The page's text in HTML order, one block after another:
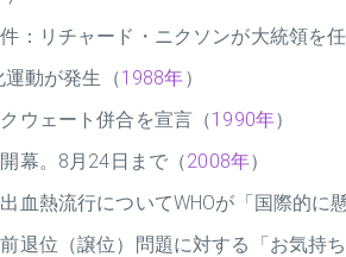
：リチャード・ニクソンが大統領を
動が発生（1988年）
ウェート併合を宣言（1990年）
幕。8月24日まで（2008年）
血熱流行についてWHOが「国際的
退位（譲位）問題に対する「お気持